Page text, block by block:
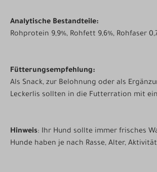
Analytische Bestandteile:
Rohprotein 9,9%, Rohfett 9,6%, Rohfaser
Fütterungsempfehlung:
Als Snack, zur Belohnung oder als
Leckerlis sollten in die Futterration mit
Hinweis: Ihr Hund sollte immer frisches
Hunde haben je nach Rasse, Alter,